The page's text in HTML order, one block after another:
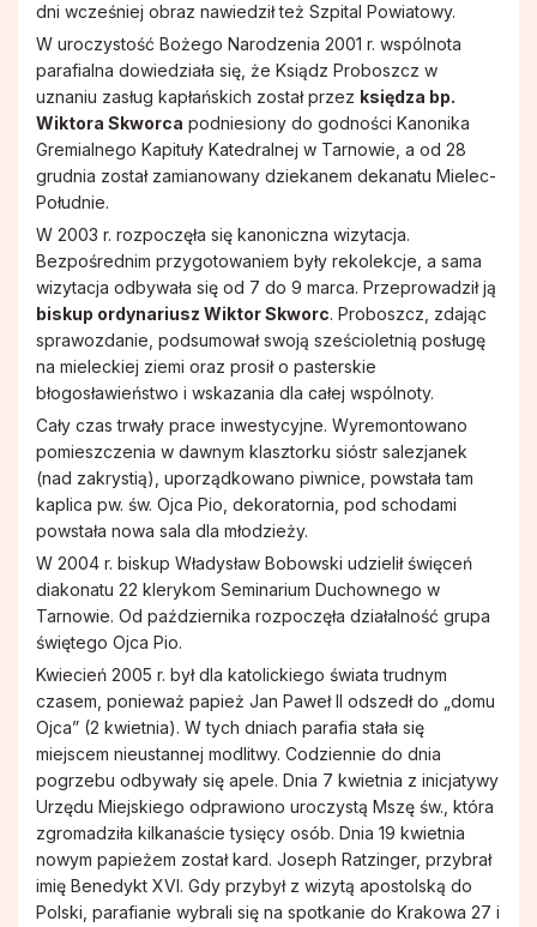
dni wcześniej obraz nawiedził też Szpital Powiatowy.
W uroczystość Bożego Narodzenia 2001 r. wspólnota
parafialna dowiedziała się, że Ksiądz Proboszcz w
uznaniu zasług kapłańskich został przez księdza bp.
Wiktora Skworca podniesiony do godności Kanonika
Gremialnego Kapituły Katedralnej w Tarnowie, a od 28
grudnia został zamianowany dziekanem dekanatu Mielec-
Południe.
W 2003 r. rozpoczęła się kanoniczna wizytacja.
Bezpośrednim przygotowaniem były rekolekcje, a sama
wizytacja odbywała się od 7 do 9 marca. Przeprowadził ją
biskup ordynariusz Wiktor Skworc. Proboszcz, zdając
sprawozdanie, podsumował swoją sześcioletnią posługę
na mieleckiej ziemi oraz prosił o pasterskie
błogosławieństwo i wskazania dla całej wspólnoty.
Cały czas trwały prace inwestycyjne. Wyremontowano
pomieszczenia w dawnym klasztorku sióstr salezjanek
(nad zakrystią), uporządkowano piwnice, powstała tam
kaplica pw. św. Ojca Pio, dekoratornia, pod schodami
powstała nowa sala dla młodzieży.
W 2004 r. biskup Władysław Bobowski udzielił święceń
diakonatu 22 klerykom Seminarium Duchownego w
Tarnowie. Od października rozpoczęła działalność grupa
świętego Ojca Pio.
Kwiecień 2005 r. był dla katolickiego świata trudnym
czasem, ponieważ papież Jan Paweł II odszedł do „domu
Ojca” (2 kwietnia). W tych dniach parafia stała się
miejscem nieustannej modlitwy. Codziennie do dnia
pogrzebu odbywały się apele. Dnia 7 kwietnia z inicjatywy
Urzędu Miejskiego odprawiono uroczystą Mszę św., która
zgromadziła kilkanaście tysięcy osób. Dnia 19 kwietnia
nowym papieżem został kard. Joseph Ratzinger, przybrał
imię Benedykt XVI. Gdy przybył z wizytą apostolską do
Polski, parafianie wybrali się na spotkanie do Krakowa 27 i